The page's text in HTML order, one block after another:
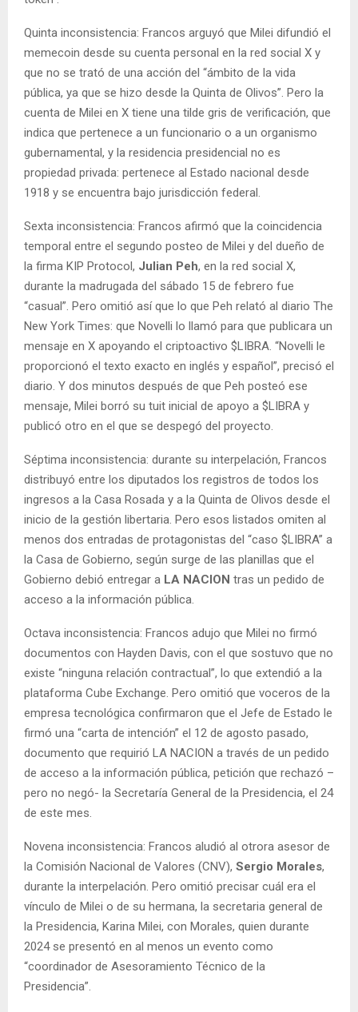
Quinta inconsistencia: Francos arguyó que Milei difundió el
memecoin desde su cuenta personal en la red social X y
que no se trató de una acción del “ámbito de la vida
pública, ya que se hizo desde la Quinta de Olivos”. Pero la
cuenta de Milei en X tiene una tilde gris de verificación, que
indica que pertenece a un funcionario o a un organismo
gubernamental, y la residencia presidencial no es
propiedad privada: pertenece al Estado nacional desde
1918 y se encuentra bajo jurisdicción federal.
Sexta inconsistencia: Francos afirmó que la coincidencia
temporal entre el segundo posteo de Milei y del dueño de
la firma KIP Protocol, Julian Peh, en la red social X,
durante la madrugada del sábado 15 de febrero fue
“casual”. Pero omitió así que lo que Peh relató al diario The
New York Times: que Novelli lo llamó para que publicara un
mensaje en X apoyando el criptoactivo $LIBRA. “Novelli le
proporcionó el texto exacto en inglés y español”, precisó el
diario. Y dos minutos después de que Peh posteó ese
mensaje, Milei borró su tuit inicial de apoyo a $LIBRA y
publicó otro en el que se despegó del proyecto.
Séptima inconsistencia: durante su interpelación, Francos
distribuyó entre los diputados los registros de todos los
ingresos a la Casa Rosada y a la Quinta de Olivos desde el
inicio de la gestión libertaria. Pero esos listados omiten al
menos dos entradas de protagonistas del “caso $LIBRA” a
la Casa de Gobierno, según surge de las planillas que el
Gobierno debió entregar a LA NACION tras un pedido de
acceso a la información pública.
Octava inconsistencia: Francos adujo que Milei no firmó
documentos con Hayden Davis, con el que sostuvo que no
existe “ninguna relación contractual”, lo que extendió a la
plataforma Cube Exchange. Pero omitió que voceros de la
empresa tecnológica confirmaron que el Jefe de Estado le
firmó una “carta de intención” el 12 de agosto pasado,
documento que requirió LA NACION a través de un pedido
de acceso a la información pública, petición que rechazó –
pero no negó- la Secretaría General de la Presidencia, el 24
de este mes.
Novena inconsistencia: Francos aludió al otrora asesor de
la Comisión Nacional de Valores (CNV), Sergio Morales,
durante la interpelación. Pero omitió precisar cuál era el
vínculo de Milei o de su hermana, la secretaria general de
la Presidencia, Karina Milei, con Morales, quien durante
2024 se presentó en al menos un evento como
“coordinador de Asesoramiento Técnico de la
Presidencia”.